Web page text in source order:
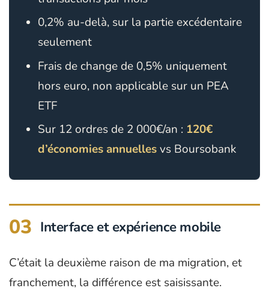
0,2% au-delà, sur la partie excédentaire
seulement
Frais de change de 0,5% uniquement
hors euro, non applicable sur un PEA
ETF
Sur 12 ordres de 2 000€/an : 120€
d’économies annuellesvs Boursobank
03 Interface et expérience mobile
C’était la deuxième raison de ma migration, et
franchement, la différence est saisissante.